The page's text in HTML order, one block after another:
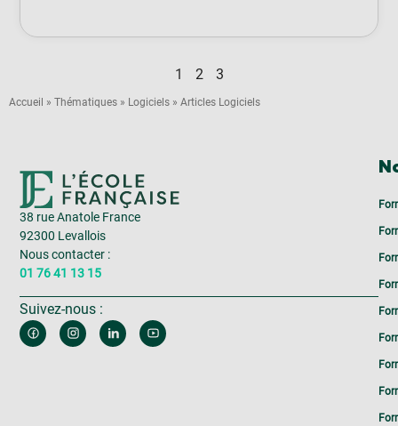
1 2 3
Accueil » Thématiques » Logiciels » Articles Logiciels
38 rue Anatole France
92300 Levallois
Nous contacter :
01 76 41 13 15
Suivez-nous :